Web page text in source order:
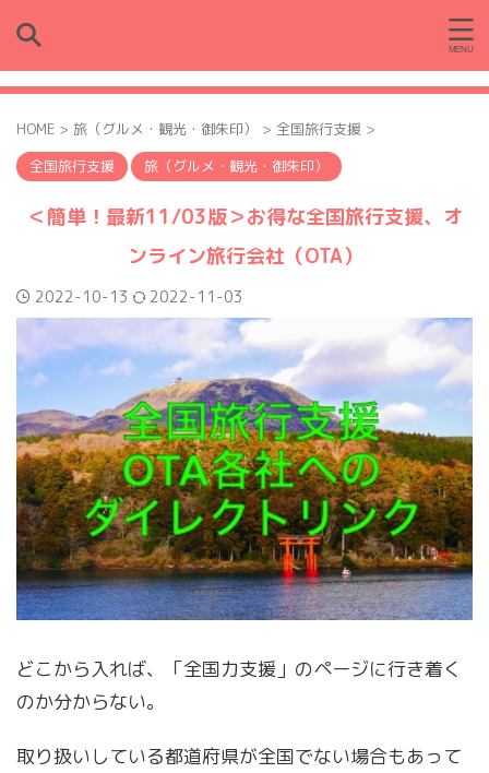
HOME > 旅（グルメ・観光・御朱印） > 全国旅行支援 >
全国旅行支援
旅（グルメ・観光・御朱印）
＜簡単！最新11/03版＞お得な全国旅行支援、オ
ンライン旅行会社（OTA）
2022-10-13 2022-11-03
どこから入れば、「全国力支援」のページに行き着く
のか分からない。
取り扱いしている都道府県が全国でない場合もあって